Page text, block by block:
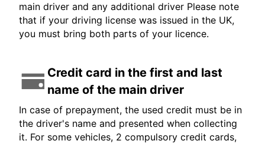
main driver and any additional driver Please note
that if your driving license was issued in the UK,
you must bring both parts of your licence.
Credit card in the first and last
name of the main driver
In case of prepayment, the used credit must be in
the driver's name and presented when collecting
it. For some vehicles, 2 compulsory credit cards,